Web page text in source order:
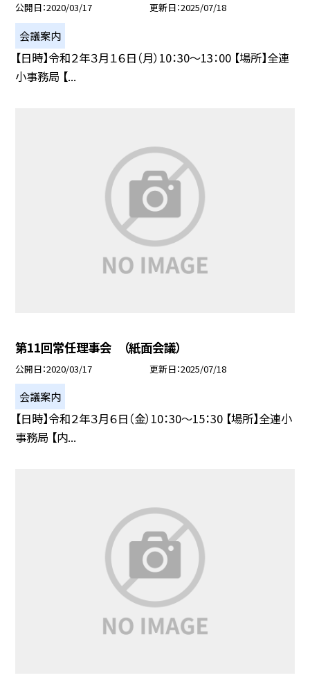
公開日 2020/03/17 更新日 2025/07/18
会議案内
【日時】令和２年３月１６日（月）10：30〜13：00 【場所】全連
小事務局 【...
第11回常任理事会 （紙面会議）
公開日 2020/03/17 更新日 2025/07/18
会議案内
【日時】令和２年３月６日（金）10：30〜15：30 【場所】全連小
事務局 【内...